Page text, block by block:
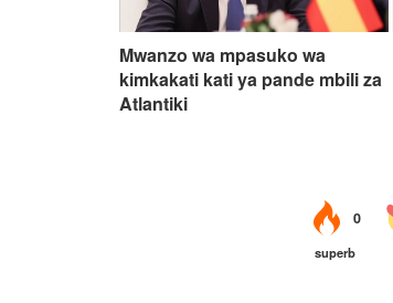
Mwanzo wa mpasuko wa
kimkakati kati ya pande mbili za
Atlantiki